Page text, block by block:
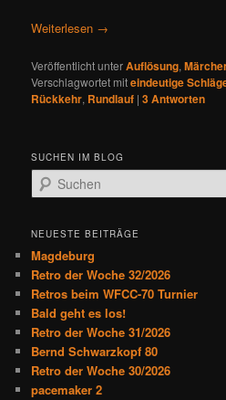
Weiterlesen →
Veröffentlicht unterAuflösung,
Verschlagwortet miteindeutige
Rückkehr, Rundlauf |3Antworten
SUCHEN IM BLOG
u
h
n
NEUESTE BEITRÄGE
Magdeburg
Retro der Woche 32/2026
Retros beim WFCC-70 Turnier
Bald geht es los!
Retro der Woche 31/2026
Bernd Schwarzkopf 80
Retro der Woche 30/2026
pacemaker 2